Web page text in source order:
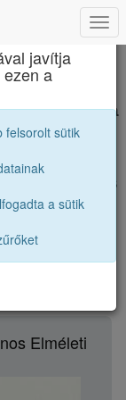
életre kel a
között, és
Elméleti
javítja
a
felsorolt sütik
a sütik